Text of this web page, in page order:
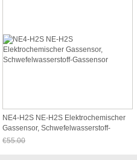
NE4-H2S NE-H2S Elektrochemischer
Gassensor, Schwefelwasserstoff-
Gassensor
€55.00